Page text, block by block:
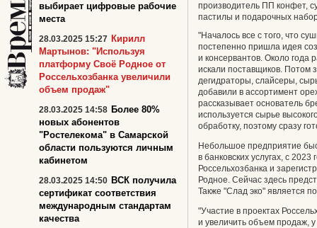
производитель ПП конфет,
пастилы и подарочных
"Началось все с того, что
постепенно пришла идея
и консервантов. Около года
искали поставщиков. Потом
дегидраторы, слайсеры,
добавили в ассортимент
рассказывает основатель
используется сырье
обработку, поэтому сразу
Небольшое предприятие
в банковских услугах, с
Россельхозбанка и
Родное. Сейчас здесь
Также "Слад эко" является
"Участие в проектах
и увеличить объем продаж,
выбирает цифровые рабочие
места
28.03.2025 15:27 Кирилл
Мартынов: "Используя
платформу Своё Родное от
Россельхозбанка увеличили
объем продаж"
28.03.2025 14:58 Более 80%
новых абонентов
"Ростелекома" в Самарской
области пользуются личным
кабинетом
28.03.2025 14:50 ВСК получила
сертификат соответствия
международным стандартам
качества